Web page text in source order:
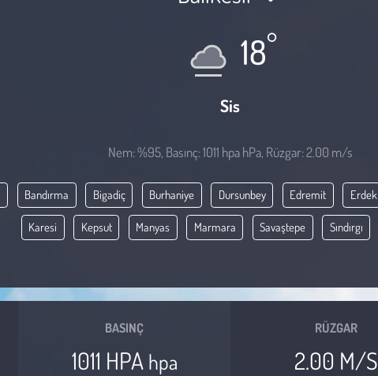
18°
Sis
Nem: %95, Basınç: 1011 hpa hPa, Rüzgar: 2.00 m/s
Bandırma Bigadiç Burhaniye Dursunbey Edremit Erdek
Karesi Kepsut Manyas Marmara Savaştepe Sındırgı
BASINÇ
1011 HPA hpa
RÜZGAR
2.00 M/S